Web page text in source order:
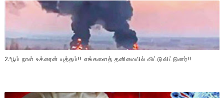
2ஆம் நாள் உக்ரைன் யுத்தம்!! எங்களைத் தனிமையில் விட்டுவிட்டுனர்!!